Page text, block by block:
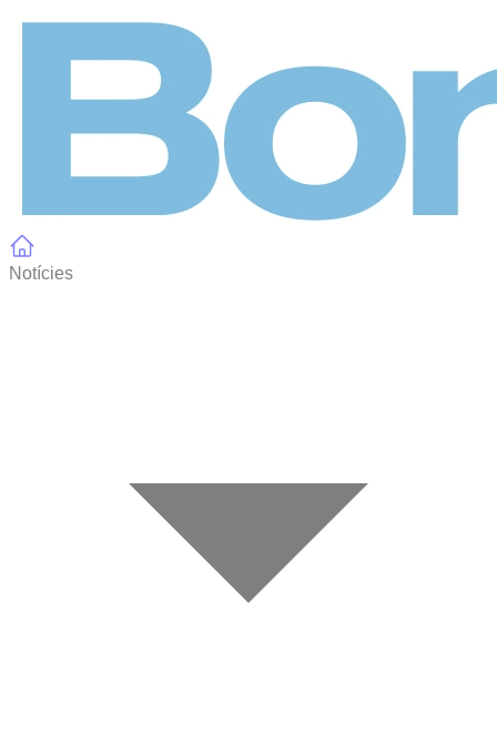
Notícies